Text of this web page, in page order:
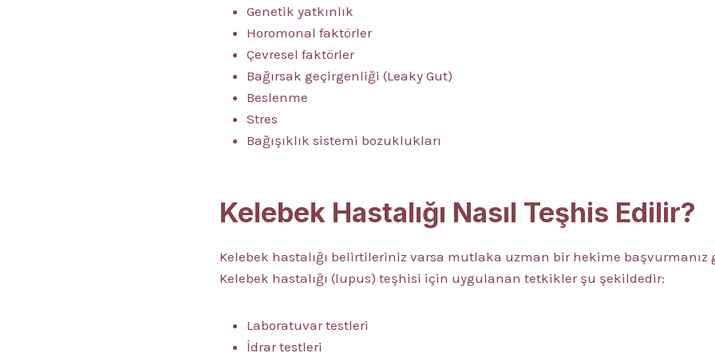
Genetik yatkınlık
Horomonal faktörler
Çevresel faktörler
Bağırsak geçirgenliği (Leaky Gut)
Beslenme
Stres
Bağışıklık sistemi bozuklukları
Kelebek Hastalığı Nasıl Teşhis Edilir?
Kelebek hastalığı belirtileriniz varsa mutlaka uzman bir hekime başvurmanız
Kelebek hastalığı (lupus) teşhisi için uygulanan tetkikler şu şekildedir:
Laboratuvar testleri
İdrar testleri